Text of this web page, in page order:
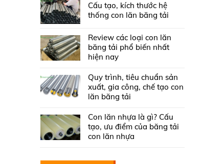
Cấu tạo, kích thước hệ
thống con lăn băng tải
Review các loại con lăn
băng tải phổ biến nhất
hiện nay
Quy trình, tiêu chuẩn sản
xuất, gia công, chế tạo con
lăn băng tải
Con lăn nhựa là gì? Cấu
tạo, ưu điểm của băng tải
con lăn nhựa